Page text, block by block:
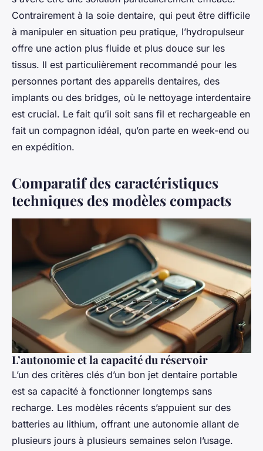
Contrairement à la soie dentaire, qui peut être difficile
à manipuler en situation peu pratique, l’hydropulseur
offre une action plus fluide et plus douce sur les
tissus. Il est particulièrement recommandé pour les
personnes portant des appareils dentaires, des
implants ou des bridges, où le nettoyage interdentaire
est crucial. Le fait qu’il soit sans fil et rechargeable en
fait un compagnon idéal, qu’on parte en week-end ou
en expédition.
Comparatif des caractéristiques
techniques des modèles compacts
L’autonomie et la capacité du réservoir
L’un des critères clés d’un bon jet dentaire portable
est sa capacité à fonctionner longtemps sans
recharge. Les modèles récents s’appuient sur des
batteries au lithium, offrant une autonomie allant de
plusieurs jours à plusieurs semaines selon l’usage.